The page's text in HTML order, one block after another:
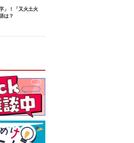
」！「又火土火
は？